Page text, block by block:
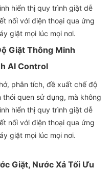
hiển thị quy trình giặt dễ
nối với điện thoại qua ứng
giặt mọi lúc mọi nơi.
Giặt Thông Minh
AI Control
phân tích, đề xuất chế độ
quen sử dụng, mà không
hiển thị quy trình giặt dễ
nối với điện thoại qua ứng
giặt mọi lúc mọi nơi.
Giặt, Nước Xả Tối Ưu